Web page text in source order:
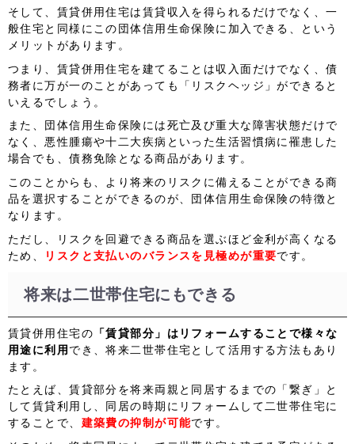
そして、賃貸併用住宅は賃貸収入を得られるだけでなく、一
般住宅と同様にこの団体信用生命保険に加入できる、という
メリットがあります。
つまり、賃貸併用住宅を建てることは収入面だけでなく、債
務者に万が一のことがあっても「リスクヘッジ」ができると
いえるでしょう。
また、団体信用生命保険には死亡及び重大な障害状態だけで
なく、悪性腫瘍や十二大疾病といった生活習慣病に罹患した
場合でも、債務免除となる商品があります。
このことからも、より将来のリスクに備えることができる商
品を選択することができるのが、団体信用生命保険の特徴と
なります。
ただし、リスクを回避できる商品を選ぶほど金利が高くなる
ため、
リスクと支払いのバランスを見極めが重要です。
将来は二世帯住宅にもできる
賃貸併用住宅の 「賃貸部分」はリフォームすることで様々な
用途に利用でき、将来二世帯住宅として活用する方法もあり
ます。
たとえば、賃貸部分を将来両親と同居するまでの「繋ぎ」と
して賃貸利用し、同居の時期にリフォームして二世帯住宅に
することで、 建築費の抑制が可能です。